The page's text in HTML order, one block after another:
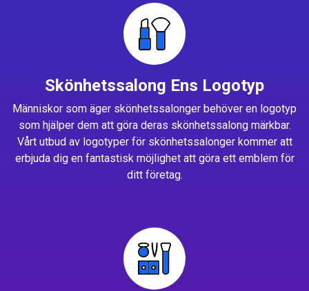
Skönhetssalong Ens Logotyp
Människor som äger skönhetssalonger behöver en logotyp
som hjälper dem att göra deras skönhetssalong märkbar.
Vårt utbud av logotyper för skönhetssalonger kommer att
erbjuda dig en fantastisk möjlighet att göra ett emblem för
ditt företag.